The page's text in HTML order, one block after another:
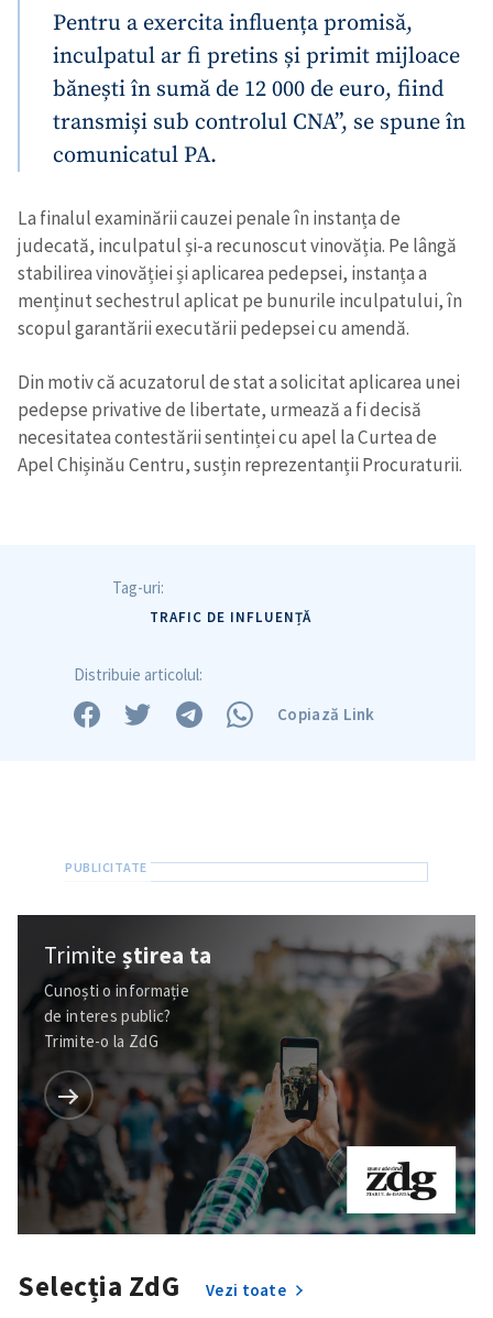
Trimite o informație
Despre ZdG
in English
на русском
Pentru a exercita influența promisă,
inculpatul ar fi pretins și primit mijloace
bănești în sumă de 12 000 de euro, fiind
transmiși sub controlul CNA”, se spune în
comunicatul PA.
La finalul examinării cauzei penale în instanța de
judecată, inculpatul și-a recunoscut vinovăția. Pe lângă
stabilirea vinovăției și aplicarea pedepsei, instanța a
menținut sechestrul aplicat pe bunurile inculpatului, în
scopul garantării executării pedepsei cu amendă.
Din motiv că acuzatorul de stat a solicitat aplicarea unei
pedepse privative de libertate, urmează a fi decisă
necesitatea contestării sentinței cu apel la Curtea de
Apel Chișinău Centru, susțin reprezentanții Procuraturii.
Tag-uri:
TRAFIC DE INFLUENȚĂ
Distribuie articolul:
Copiază Link
Trimiteștirea ta
Cunoști o informație
de interes public?
Trimite-o la ZdG
Selecția ZdG Vezi toate